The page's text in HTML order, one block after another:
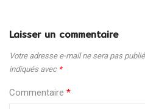
Laisser un commentaire
Votre adresse e-mail ne sera pas
indiqués avec *
Commentaire *